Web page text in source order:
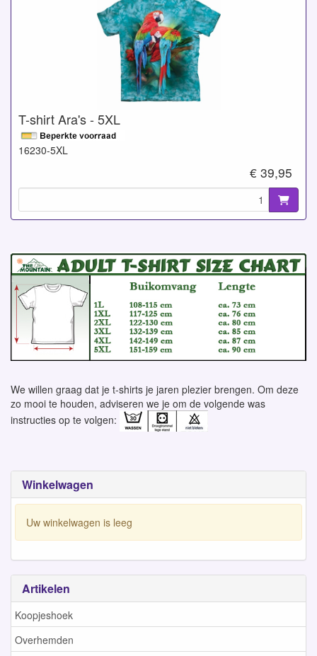
Winkelwagen
Uw winkelwagen is leeg
Artikelen
Koopjeshoek
Overhemden
T-shirt Ara's - 5XL
16230-5XL
€ 39,95
We willen graag dat je t-shirts je jaren plezier brengen. Om deze
zo mooi te houden, adviseren we je om de volgende was
instructies op te volgen: